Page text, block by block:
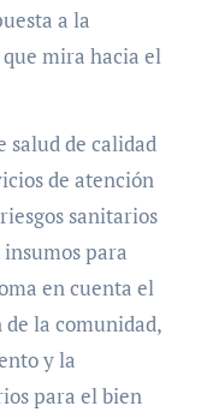
a la
mira hacia el
salud de calidad
de atención
sanitarios
para
en cuenta el
la comunidad,
y la
para el bien